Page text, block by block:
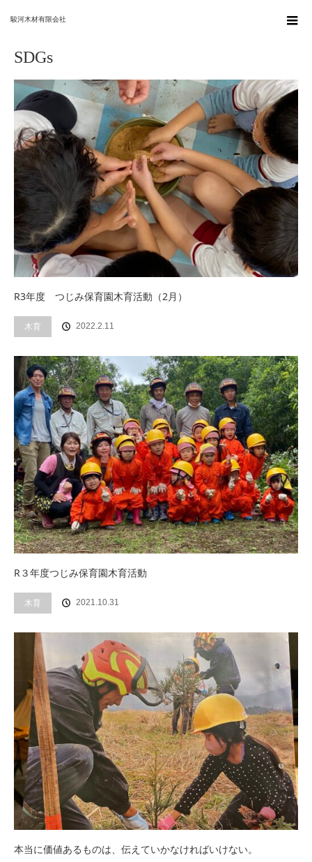
駿河木材有限会社
SDGs
SDGs
R3年度 つじみ保育園木育活動（2月）
木育 2022.2.11
R３年度つじみ保育園木育活動
木育 2021.10.31
本当に価値あるものは、伝えていかなければいけない。